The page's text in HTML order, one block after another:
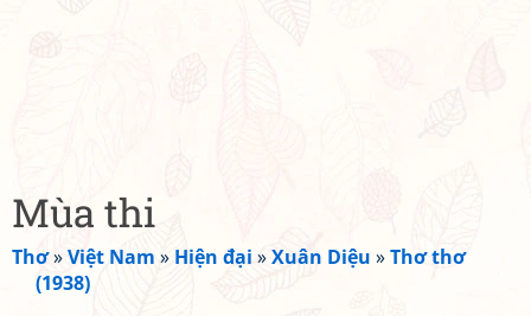
Mùa thi
Thơ»Việt Nam » Hiện đại »Xuân Diệu »Thơ thơ
(1938)